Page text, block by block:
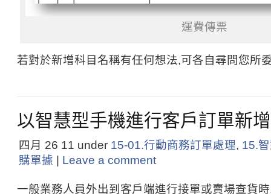
運費傳票
若對於新增科目名稱有任何想法,可各自尋問您所
以智慧型手機進行客戶訂單新
四月 26 11 under 15-01.行動商務訂單處理, 15.
購單據
Leave a comment
一般業務人員外出到客戶端進行接單或賣場查貨